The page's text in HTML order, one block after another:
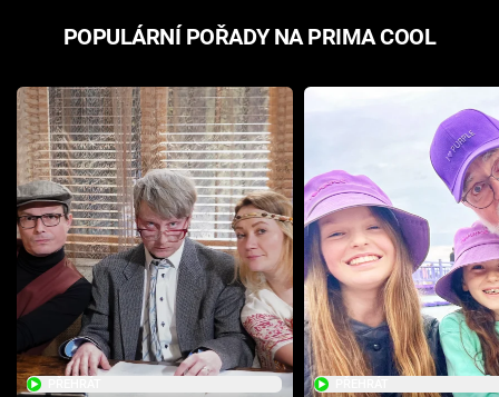
POPULÁRNÍ POŘADY NA PRIMA COOL